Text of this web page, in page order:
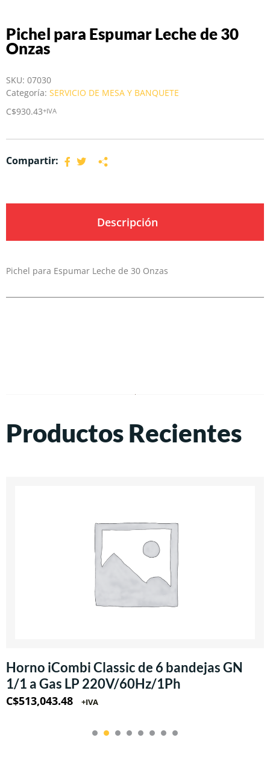
Pichel para Espumar Leche de 30
Onzas
SKU: 07030
Categoría: SERVICIO DE MESA Y BANQUETE
C$930.43+IVA
Compartir:
Descripción
Pichel para Espumar Leche de 30 Onzas
Productos Recientes
Horno iCombi Classic de 6 bandejas GN
1/1 a Gas LP 220V/60Hz/1Ph
C$513,043.48 +IVA